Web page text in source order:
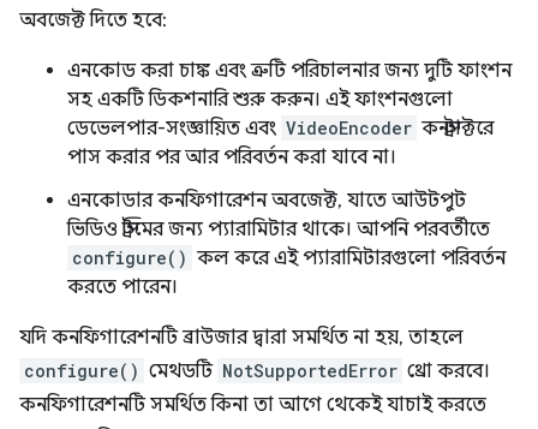
অবজেক্ট দিতে হবে:
এনকোড করা চাঙ্ক এবং ত্রুটি পরিচালনার জন্য দুটি ফাংশন
সহ একটি ডিকশনারি শুরু করুন। এই ফাংশনগুলো
ডেভেলপার-সংজ্ঞায়িত এবং VideoEncoder কনস্ট্রাক্টরে
পাস করার পর আর পরিবর্তন করা যাবে না।
এনকোডার কনফিগারেশন অবজেক্ট, যাতে আউটপুট
ভিডিও স্ট্রিমের জন্য প্যারামিটার থাকে। আপনি পরবর্তীতে
configure() কল করে এই প্যারামিটারগুলো পরিবর্তন
করতে পারেন।
যদি কনফিগারেশনটি ব্রাউজার দ্বারা সমর্থিত না হয়, তাহলে
configure() মেথডটি NotSupportedError থ্রো করবে।
কনফিগারেশনটি সমর্থিত কিনা তা আগে থেকেই যাচাই করতে